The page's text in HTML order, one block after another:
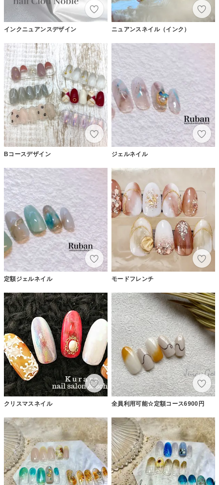
インクニュアンスデザイン ニュアンスネイル（インク）
Bコースデザイン ジェルネイル
定額ジェルネイル モードフレンチ
クリスマスネイル 全員利用可能☆定額コース6900円